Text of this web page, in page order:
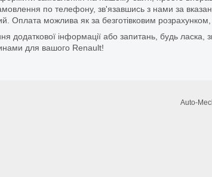
по телефону, зв'язавшись з нами за
Оплата можлива як за безготівковим розрахунком,
додаткової інформації або запитань, будь ласка,
для вашого Renault!